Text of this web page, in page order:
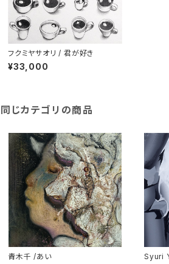
フクミヤサオリ / 君が好き
¥33,000
同じカテゴリの商品
青木千 /あい Syuri